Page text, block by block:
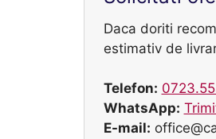
Daca doriti
estimativ de
Telefon:
WhatsApp:
E-mail: